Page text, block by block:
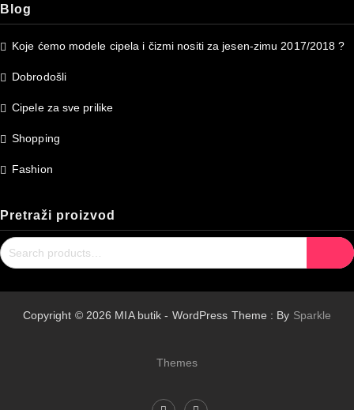
Blog
Koje ćemo modele cipela i čizmi nositi za jesen-zimu 2017/2018 ?
Dobrodošli
Cipele za sve prilike
Shopping
Fashion
Pretraži proizvod
Search
for:
Copyright © 2026 MIA butik - WordPress Theme : By Sparkle
Themes